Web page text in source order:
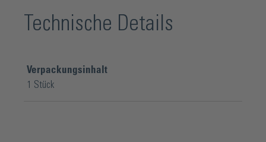
Technische Details
Verpackungsinhalt
1 Stück